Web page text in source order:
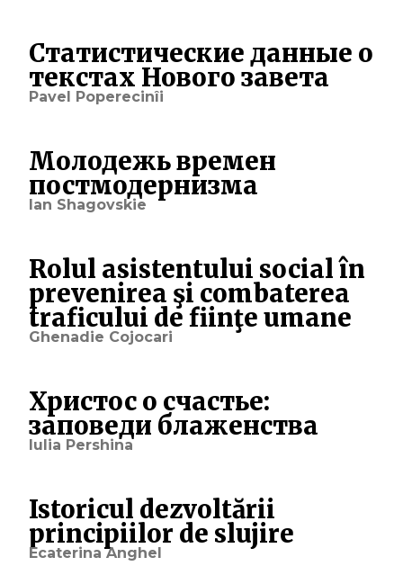
Статистические данные о
текстах Нового завета
Pavel Poperecinîi
Молодежь времен
постмодернизма
Ian Shagovskie
Rolul asistentului social în
prevenirea şi combaterea
traficului de fiinţe umane
Ghenadie Cojocari
Христос о счастье:
заповеди блаженства
Iulia Pershina
Istoricul dezvoltării
principiilor de slujire
Ecaterina Anghel